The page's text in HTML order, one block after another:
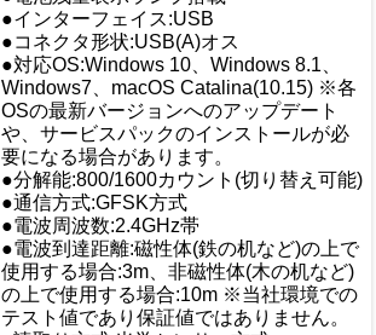
●インターフェイス:USB
●コネクタ形状:USB(A)オス
●対応OS:Windows 10、Windows 8.1、
Windows7、macOS Catalina(10.15) ※各
OSの最新バージョンへのアップデート
や、サービスパックのインストールが必
要になる場合があります。
●分解能:800/1600カウント(切り替え可能)
●通信方式:GFSK方式
●電波周波数:2.4GHz帯
●電波到達距離:磁性体(鉄の机など)の上で
使用する場合:3m、非磁性体(木の机など)
の上で使用する場合:10m ※当社環境での
テスト値であり保証値ではありません。